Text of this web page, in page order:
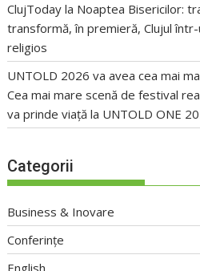
ClujToday la Noaptea Bisericilor:
transformă, în premieră, Clujul
religios
UNTOLD 2026 va avea cea mai
Cea mai mare scenă de festival
va prinde viață la UNTOLD ONE
Categorii
Business & Inovare
Conferințe
English